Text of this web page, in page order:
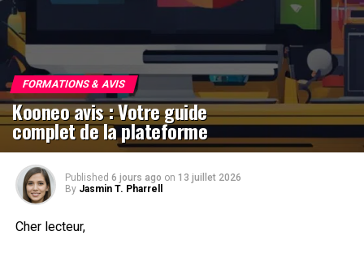
FORMATIONS & AVIS
Kooneo avis : Votre guide
complet de la plateforme
Published 6 jours ago on 13 juillet 2026
By Jasmin T. Pharrell
Cher lecteur,